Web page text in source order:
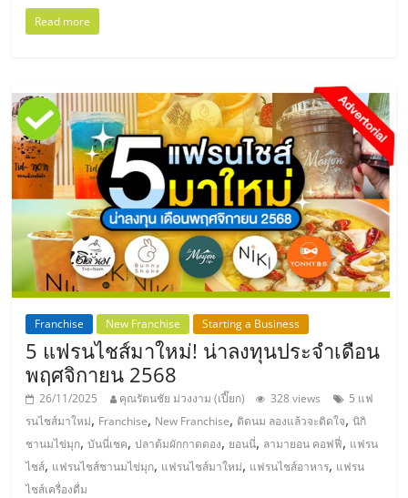
แฟ
ไชส์,
ที่
ปรึกษา
แฟ
รน
ไชส์,
รวม
แฟ
Read more
Franchise New Franchise Starting a Business
5 แฟรนไชส์มาใหม่! น่าลงทุนประจำเดือน
พฤศจิกายน 2568
26/11/2025 คุณรัตนชัย ม่วงงาม (เปี๊ยก) 328 views
5 แฟ
รนไชส์มาใหม่, Franchise, New Franchise, ติดนม ลองแล้วจะติดใจ,นิกิ
ชานมไข่มุก,บันนี่เชค,ปลาต้มผักกาดดอง, ยอนนี่, ลามายอน คอฟฟี่, แฟรน
ไชส์, แฟรนไชส์ชานมไข่มุก, แฟรนไชส์มาใหม่, แฟรนไชส์อาหาร, แฟรน
ไชส์เครื่องดื่ม